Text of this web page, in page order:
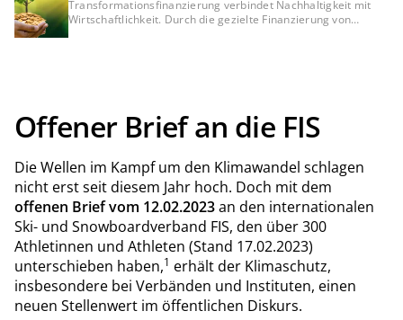
für Kreditinstitute und Unternehmen
Transformationsfinanzierung verbindet Nachhaltigkeit mit
Wirtschaftlichkeit. Durch die gezielte Finanzierung von
Offener Brief an die FIS
Die Wellen im Kampf um den Klimawandel schlagen
nicht erst seit diesem Jahr hoch. Doch mit dem
offenen Brief vom 12.02.2023an den internationalen
Ski- und Snowboardverband FIS, den über 300
Athletinnen und Athleten (Stand 17.02.2023)
unterschieben haben,1 erhält der Klimaschutz,
insbesondere bei Verbänden und Instituten, einen
neuen Stellenwert im öffentlichen Diskurs.